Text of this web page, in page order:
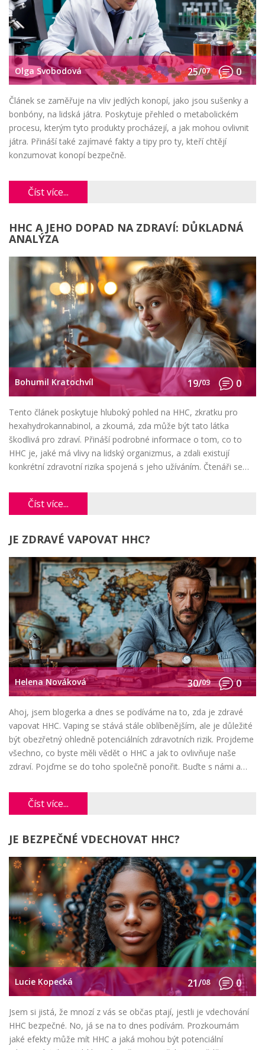
Olga Svobodová 25/07 0
Článek se zaměřuje na vliv jedlých konopí, jako jsou sušenky a
bonbóny, na lidská játra. Poskytuje přehled o metabolickém
procesu, kterým tyto produkty procházejí, a jak mohou ovlivnit
játra. Přináší také zajímavé fakty a tipy pro ty, kteří chtějí
konzumovat konopí bezpečně.
Číst více...
HHC A JEHO DOPAD NA ZDRAVÍ: DŮKLADNÁ
ANALÝZA
Bohumil Kratochvíl 19/03 0
Tento článek poskytuje hluboký pohled na HHC, zkratku pro
hexahydrokannabinol, a zkoumá, zda může být tato látka
škodlivá pro zdraví. Přináší podrobné informace o tom, co to
HHC je, jaké má vlivy na lidský organizmus, a zdali existují
konkrétní zdravotní rizika spojená s jeho užíváním. Čtenáři se
této látky. Článek je navržen tak, aby čtenářům poskytl užitečné
a objektivní informace na základě dostupných vědeckých
Číst více...
JE ZDRAVÉ VAPOVAT HHC?
Helena Nováková 30/09 0
Ahoj, jsem blogerka a dnes se podíváme na to, zda je zdravé
vapovat HHC. Vaping se stává stále oblíbenějším, ale je důležité
být obezřetný ohledně potenciálních zdravotních rizik. Projdeme
všechno, co byste měli vědět o HHC a jak to ovlivňuje naše
zdraví. Pojďme se do toho společně ponořit. Buďte s námi a
Číst více...
JE BEZPEČNÉ VDECHOVAT HHC?
Lucie Kopecká 21/08 0
Jsem si jistá, že mnozí z vás se občas ptají, jestli je vdechování
HHC bezpečné. No, já se na to dnes podívám. Prozkoumám
jaké efekty může mít HHC a jaká mohou být potenciální